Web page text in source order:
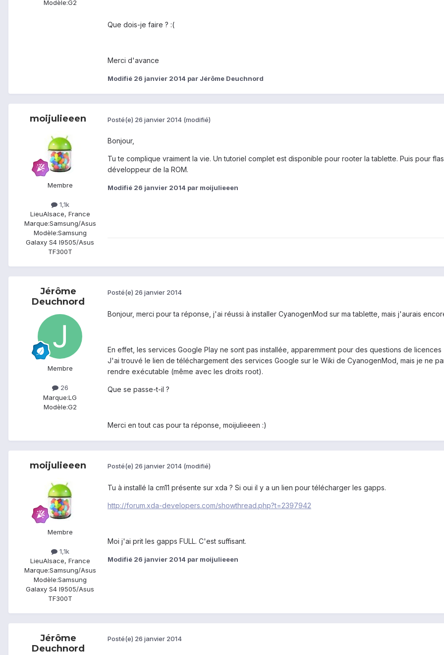
Modèle:G2
Que dois-je faire ? :(
Merci d'avance
Modifié 26 janvier 2014 par Jérôme Deuchnord
moijulieeen
Membre
1,1k
LieuAlsace, France
Marque:Samsung/Asus
Modèle:Samsung
Galaxy S4 I9505/Asus
TF300T
Posté(e) 26 janvier 2014 (modifié)
Bonjour,
Tu te complique vraiment la vie. Un tutoriel complet est disponible pour rooter la tablette. Puis pour
développeur de la ROM.
Modifié 26 janvier 2014 par moijulieeen
Jérôme
Deuchnord
Membre
26
Marque:LG
Modèle:G2
Posté(e) 26 janvier 2014
Bonjour, merci pour ta réponse, j'ai réussi à installer CyanogenMod sur ma tablette, mais j'aurais
En effet, les services Google Play ne sont pas installée, apparemment pour des questions de
J'ai trouvé le lien de téléchargement des services Google sur le Wiki de CyanogenMod, mais je ne
rendre exécutable (même avec les droits root).
Que se passe-t-il ?
Merci en tout cas pour ta réponse, moijulieeen :)
moijulieeen
Membre
1,1k
LieuAlsace, France
Marque:Samsung/Asus
Modèle:Samsung
Galaxy S4 I9505/Asus
TF300T
Posté(e) 26 janvier 2014 (modifié)
Tu à installé la cm11 présente sur xda ? Si oui il y a un lien pour télécharger les gapps.
http://forum.xda-developers.com/showthread.php?t=2397942
Moi j'ai prit les gapps FULL. C'est suffisant.
Modifié 26 janvier 2014 par moijulieeen
Jérôme
Deuchnord
Posté(e) 26 janvier 2014